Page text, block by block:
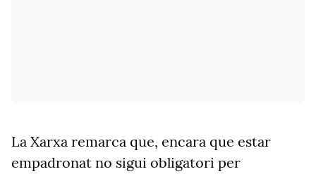
La Xarxa remarca que, encara que estar
empadronat no sigui obligatori per